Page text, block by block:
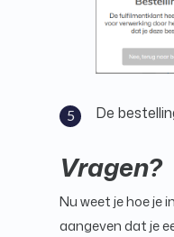
De
Vragen?
Nu weet je hoe
aangeven dat je